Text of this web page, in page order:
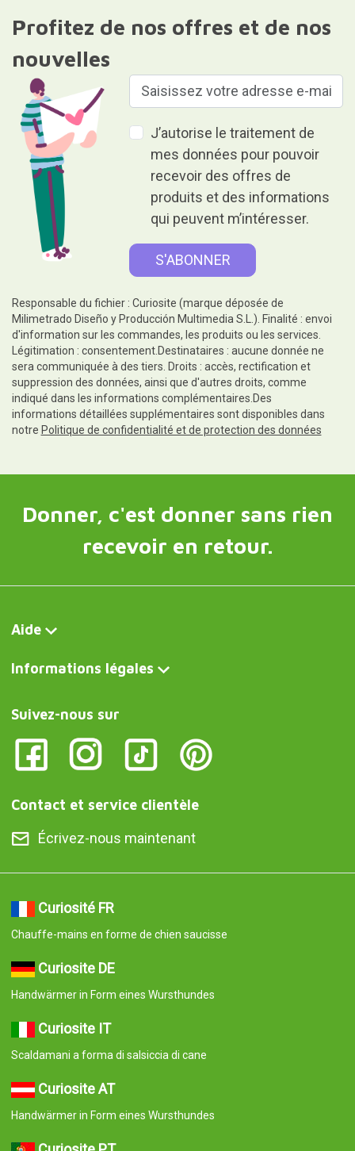
Profitez de nos offres et de nos
nouvelles
J’autorise le traitement de
mes données pour pouvoir
recevoir des offres de
produits et des informations
qui peuvent m’intéresser.
Responsable du fichier : Curiosite (marque déposée de
Milimetrado Diseño y Producción Multimedia S.L.). Finalité : envoi
d'information sur les commandes, les produits ou les services.
Légitimation : consentement.Destinataires : aucune donnée ne
sera communiquée à des tiers. Droits : accès, rectification et
suppression des données, ainsi que d'autres droits, comme
indiqué dans les informations complémentaires.Des
informations détaillées supplémentaires sont disponibles dans
notre Politique de confidentialité et de protection des données
Donner, c'est donner sans rien
recevoir en retour.
Aide
Informations légales
Suivez-nous sur
Contact et service clientèle
Écrivez-nous maintenant
Curiosité FR
Chauffe-mains en forme de chien saucisse
Curiosite DE
Handwärmer in Form eines Wursthundes
Curiosite IT
Scaldamani a forma di salsiccia di cane
Curiosite AT
Handwärmer in Form eines Wursthundes